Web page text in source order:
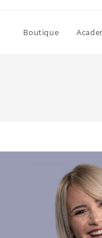
Boutique